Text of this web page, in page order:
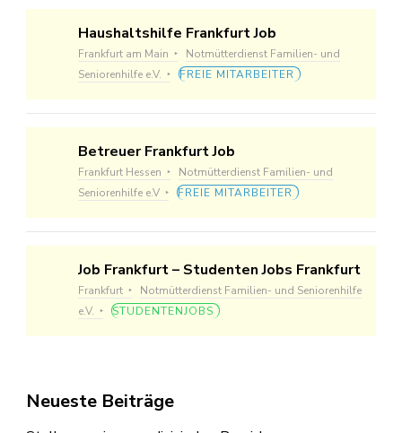
Haushaltshilfe Frankfurt Job
Frankfurt am Main
Notmütterdienst Familien- und
Seniorenhilfe e.V.
FREIE MITARBEITER
Betreuer Frankfurt Job
Frankfurt Hessen
Notmütterdienst Familien- und
Seniorenhilfe e.V
FREIE MITARBEITER
Job Frankfurt – Studenten Jobs Frankfurt
Frankfurt
Notmütterdienst Familien- und Seniorenhilfe
e.V.
STUDENTENJOBS
Neueste Beiträge